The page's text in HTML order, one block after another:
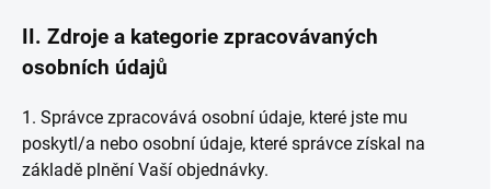
II. Zdroje a kategorie zpracovávaných
osobních údajů
1. Správce zpracovává osobní údaje, které jste mu
poskytl/a nebo osobní údaje, které správce získal na
základě plnění Vaší objednávky.